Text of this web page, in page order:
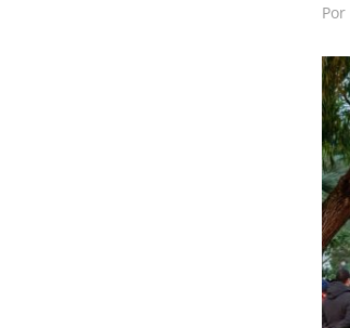
Por